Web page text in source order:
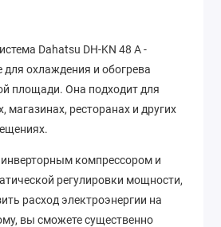
Dahatsu DH-KN 48 A -
для охлаждения и обогрева
площади. Она подходит для
магазинах, ресторанах и других
компрессором и
регулировки мощности,
расход электроэнергии на
вы сможете существенно